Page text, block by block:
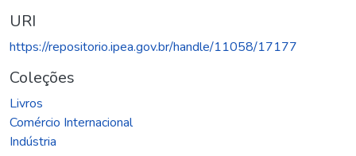
URI
https://repositorio.ipea.gov.br/handle/11058/17177
Coleções
Livros
Comércio Internacional
Indústria